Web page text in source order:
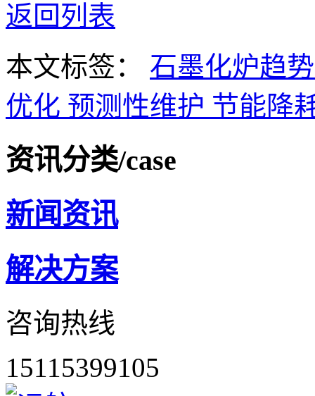
返回列表
本文标签： 石墨化炉趋
优化 预测性维护 节能降
资讯分类/case
新闻资讯
解决方案
咨询热线
15115399105